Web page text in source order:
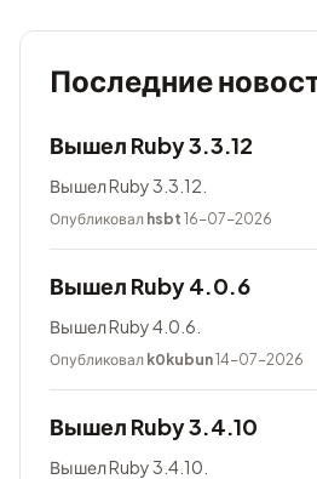
Последние
Вышел Ruby 3.3.12
Вышел Ruby 3.3.12.
Опубликовал hsbt 16-07-2026
Вышел Ruby 4.0.6
Вышел Ruby 4.0.6.
Опубликовал k0kubun14-07-2026
Вышел Ruby 3.4.10
Вышел Ruby 3.4.10.